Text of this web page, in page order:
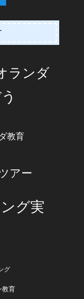
ランダ
教育
アー
グ実
グ
教育